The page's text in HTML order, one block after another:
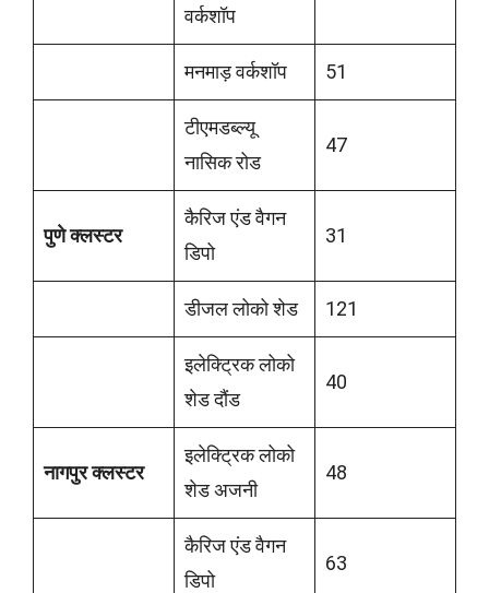
वर्कशॉप
मनमाड़ वर्कशॉप 51
टीएमडब्ल्यू
नासिक रोड
47
पुणे क्लस्टर
कैरिज एंड वैगन
डिपो
31
डीजल लोको शेड 121
इलेक्ट्रिक लोको
शेड दौंड
40
नागपुर क्लस्टर
इलेक्ट्रिक लोको
शेड अजनी
48
कैरिज एंड वैगन
डिपो
63